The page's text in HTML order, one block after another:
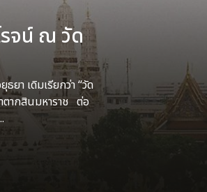
รจน์ ณ วัด
ยา เดิมเรียกว่า “วัด
ตากสินมหาราช ต่อ